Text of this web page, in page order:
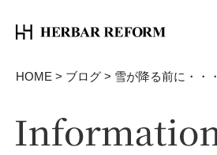
HOME > ブログ > 雪が降る前に・・・